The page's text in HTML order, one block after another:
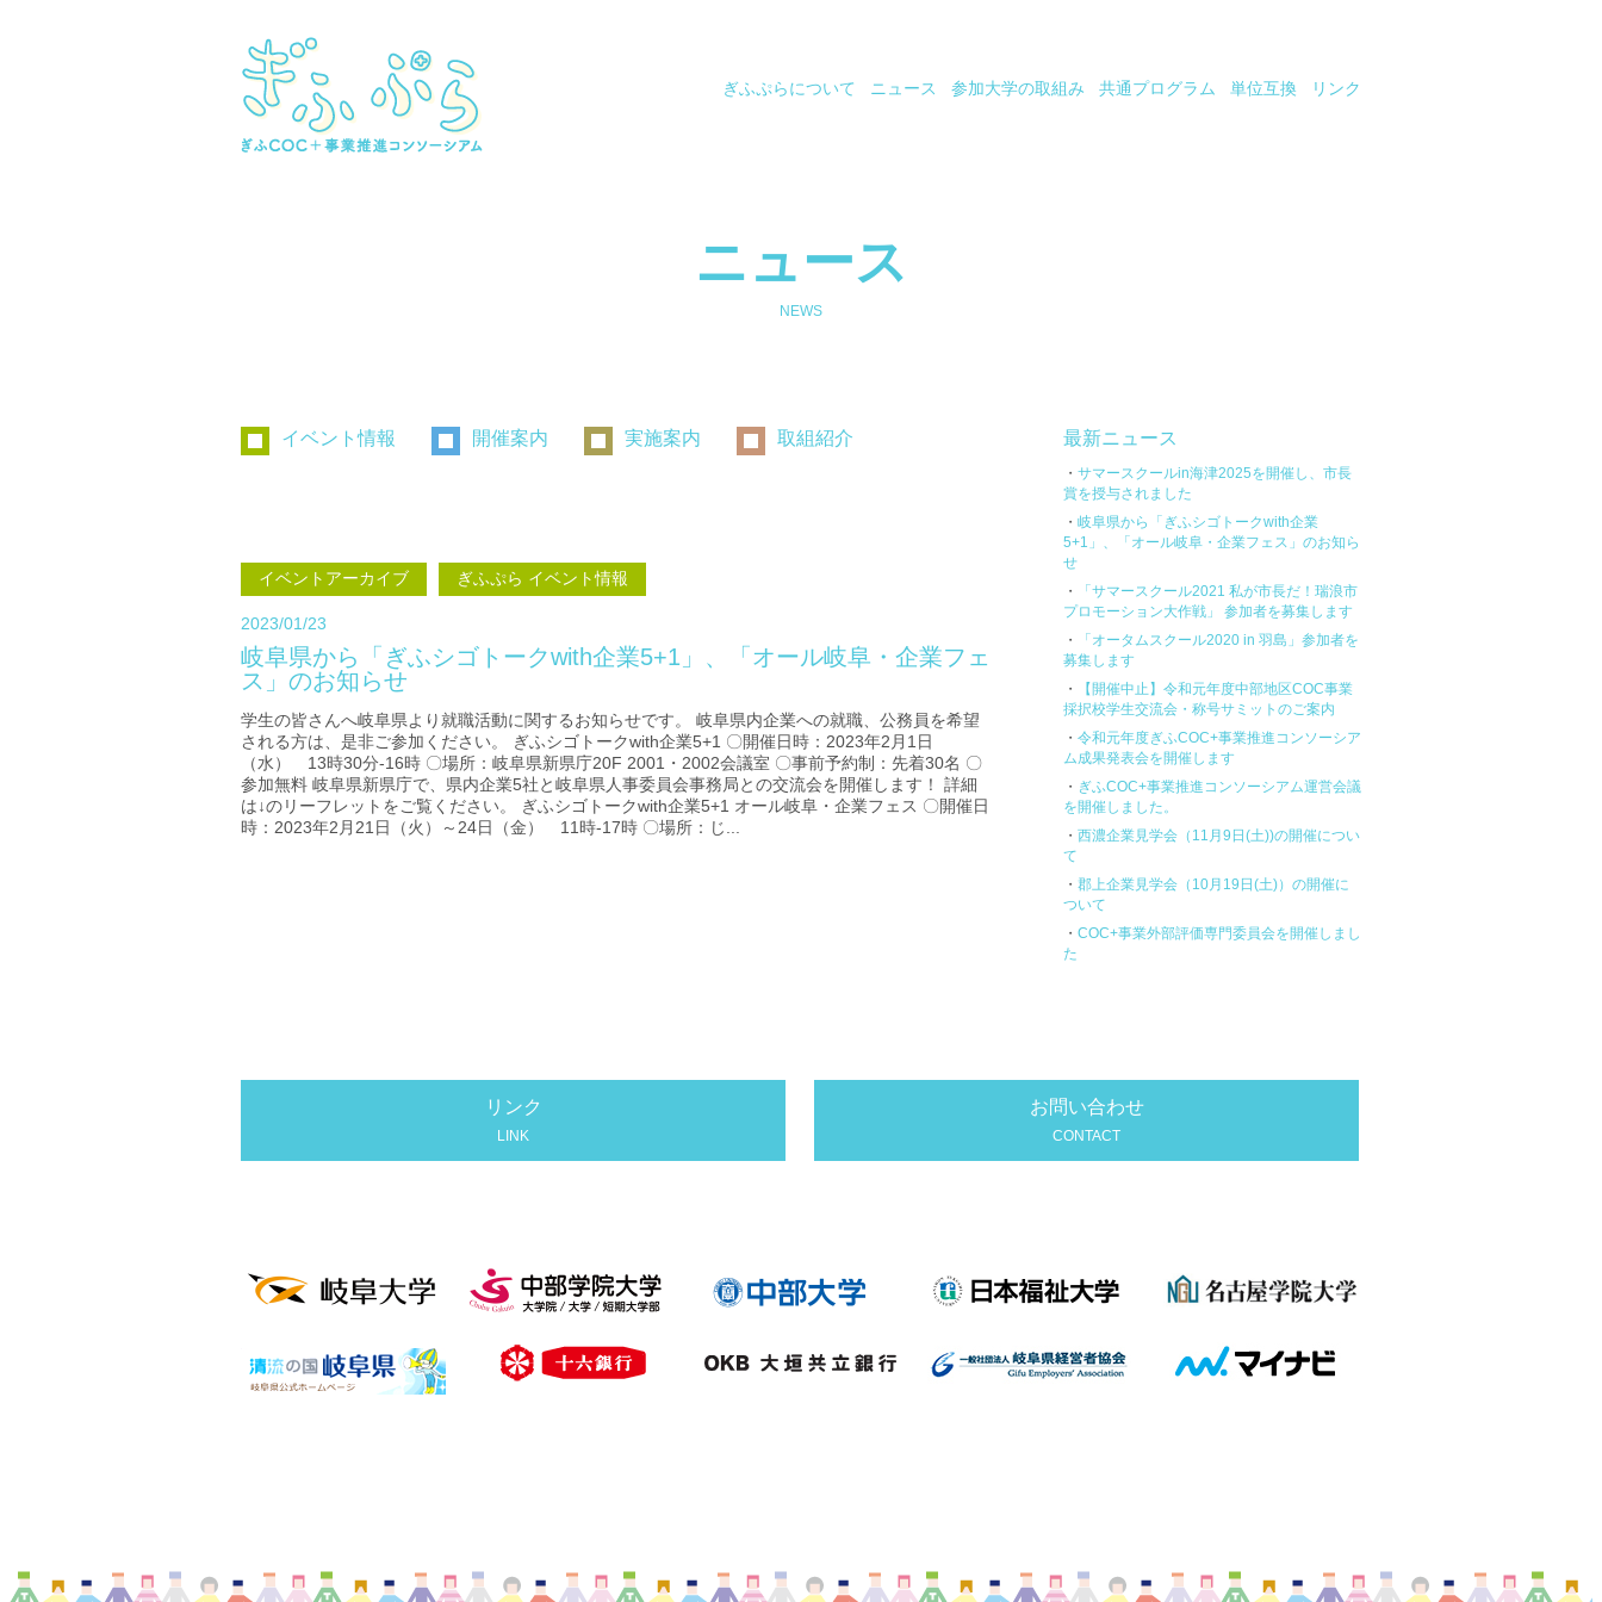
ぎふぷらについて ニュース 参加大学の取組み 共通プログラム 単位互換 リンク
ニュース
NEWS
イベント情報 開催案内 実施案内 取組紹介
イベントアーカイブ ぎふぷら イベント情報
2023/01/23
岐阜県から「ぎふシゴトークwith企業5+1」、「オール岐阜・企業フェ
ス」のお知らせ
学生の皆さんへ岐阜県より就職活動に関するお知らせです。 岐阜県内企業への就職、公務員を希望
される方は、是非ご参加ください。 ぎふシゴトークwith企業5+1 〇開催日時：2023年2月1日
（水） 13時30分-16時 〇場所：岐阜県新県庁20F 2001・2002会議室 〇事前予約制：先着30名 〇
参加無料 岐阜県新県庁で、県内企業5社と岐阜県人事委員会事務局との交流会を開催します！ 詳細
は↓のリーフレットをご覧ください。 ぎふシゴトークwith企業5+1 オール岐阜・企業フェス 〇開催日
時：2023年2月21日（火）～24日（金） 11時-17時 〇場所：じ...
最新ニュース
・ サマースクールin海津2025を開催し、市長
賞を授与されました
・ 岐阜県から「ぎふシゴトークwith企業
5+1」、「オール岐阜・企業フェス」のお知ら
せ
・
「サマースクール2021 私が市長だ！瑞浪市
プロモーション大作戦」 参加者を募集します
・
「オータムスクール2020 in 羽島」参加者を
募集します
・
【開催中止】令和元年度中部地区COC事業
採択校学生交流会・称号サミットのご案内
・ 令和元年度ぎふCOC+事業推進コンソーシア
ム成果発表会を開催します
・ ぎふCOC+事業推進コンソーシアム運営会議
を開催しました。
・ 西濃企業見学会（11月9日(土))の開催につい
て
・ 郡上企業見学会（10月19日(土)）の開催に
ついて
・ COC+事業外部評価専門委員会を開催しまし
た
リンク
LINK
お問い合わせ
CONTACT